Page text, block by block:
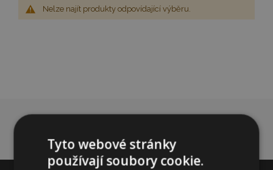
Nelze najít produkty odpovídající výběru.
Tyto webové stránky
používají soubory cookie.